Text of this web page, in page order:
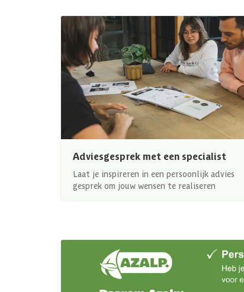
Adviesgesprek met een specialist
Laat je inspireren in een persoonlijk advies
gesprek om jouw wensen te realiseren